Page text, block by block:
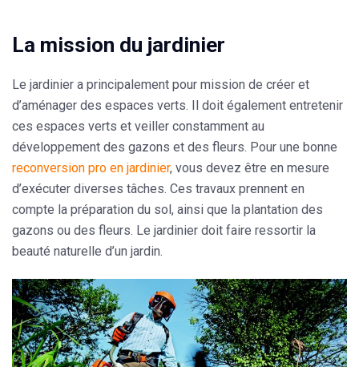
La mission du jardinier
Le jardinier a principalement pour mission de créer et
d’aménager des espaces verts. Il doit également entretenir
ces espaces verts et veiller constamment au
développement des gazons et des fleurs. Pour une bonne
reconversion pro en jardinier, vous devez être en mesure
d’exécuter diverses tâches. Ces travaux prennent en
compte la préparation du sol, ainsi que la plantation des
gazons ou des fleurs. Le jardinier doit faire ressortir la
beauté naturelle d’un jardin.